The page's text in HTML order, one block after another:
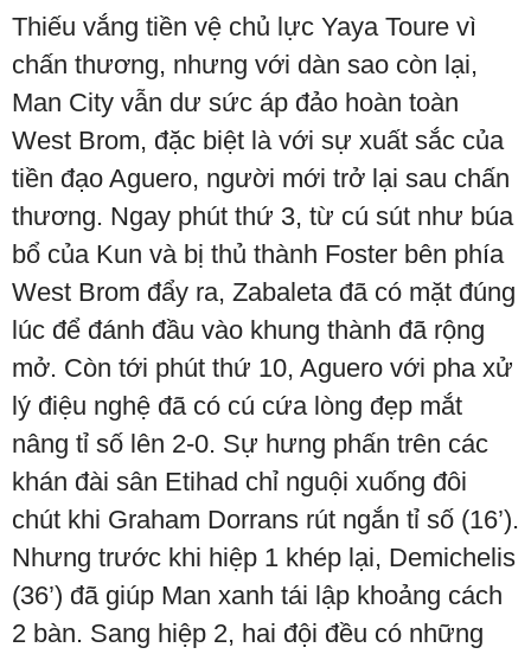
Thiếu vắng tiền vệ chủ lực Yaya Toure vì
chấn thương, nhưng với dàn sao còn lại,
Man City vẫn dư sức áp đảo hoàn toàn
West Brom, đặc biệt là với sự xuất sắc của
tiền đạo Aguero, người mới trở lại sau chấn
thương. Ngay phút thứ 3, từ cú sút như búa
bổ của Kun và bị thủ thành Foster bên phía
West Brom đẩy ra, Zabaleta đã có mặt đúng
lúc để đánh đầu vào khung thành đã rộng
mở. Còn tới phút thứ 10, Aguero với pha xử
lý điệu nghệ đã có cú cứa lòng đẹp mắt
nâng tỉ số lên 2-0. Sự hưng phấn trên các
khán đài sân Etihad chỉ nguội xuống đôi
chút khi Graham Dorrans rút ngắn tỉ số (16’).
Nhưng trước khi hiệp 1 khép lại, Demichelis
(36’) đã giúp Man xanh tái lập khoảng cách
2 bàn. Sang hiệp 2, hai đội đều có những